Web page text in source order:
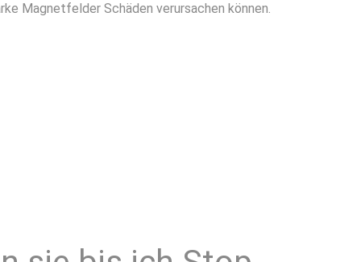
Magnetfelder Schäden verursachen können.